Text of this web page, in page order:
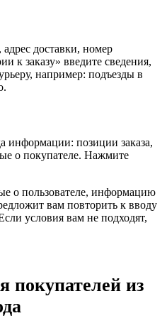
доставки, номер
к заказу» введите сведения,
например: подъезды в
информации: позиции заказа,
о покупателе. Нажмите
о пользователе, информацию
вам повторить к вводу
условия вам не подходят,
покупателей из